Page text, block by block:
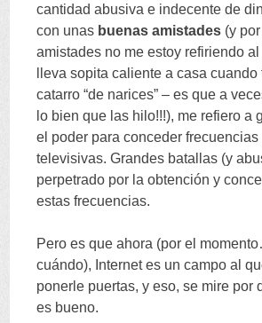
cantidad abusiva e indecente de
con unas buenas amistades (y
amistades no me estoy refiriendo
lleva sopita caliente a casa cuando
catarro “de narices” –es que a
lo bien que las hilo!!!), me refiero a
el poder para conceder
televisivas.Grandes batallas (y
perpetrado por la obtención y
estas frecuencias.
Pero es que ahora (por el momento
cuándo), Internet es un campo al
ponerle puertas,y eso,se mire por
es bueno.